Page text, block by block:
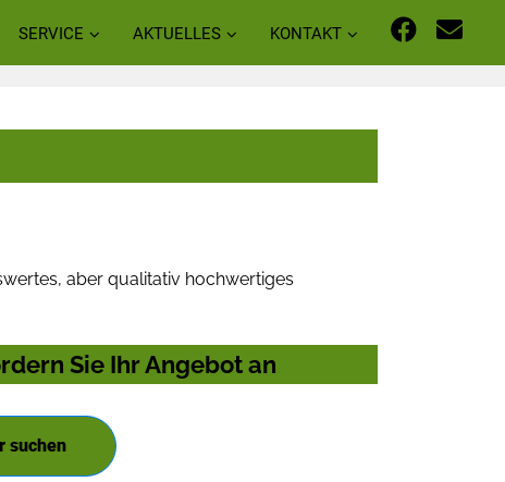
SERVICE AKTUELLES KONTAKT
aber qualitativ hochwertiges
Sie Ihr Angebot an
suchen